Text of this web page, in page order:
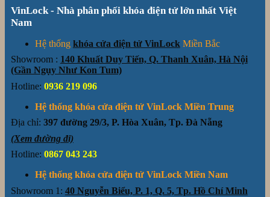
VinLock - Nhà phân phối khóa điện tử lớn nhất Việt
Nam
Hệ thống khóa cửa điện tử VinLock Miền Bắc
Showroom : 140 Khuất Duy Tiến, Q. Thanh Xuân, Hà Nội
(Gần Ngụy Như Kon Tum)
Hotline: 0936 219 096
Hệ thống khóa cửa điện tử VinLock Miền Trung
Địa chỉ: 397 đường 29/3, P. Hòa Xuân, Tp. Đà Nẵng
(Xem đường đi)
Hotline: 0867 043 243
Hệ thống khóa cửa điện tử VinLock Miền Nam
Showroom 1: 40 Nguyễn Biểu, P. 1, Q. 5, Tp. Hồ Chí Minh